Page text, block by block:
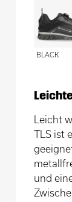
BLACK
Leicht
TLS ist
und